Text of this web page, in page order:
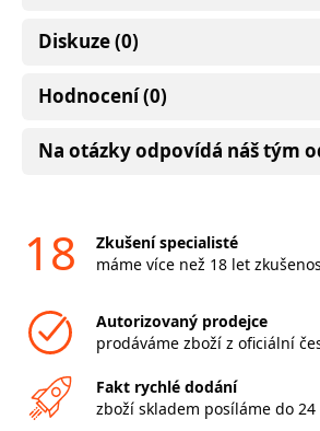
Diskuze (0)
Hodnocení (0)
Na otázky odpovídá náš tým
18
Zkušení specialisté
máme více než 18 let
Autorizovaný prodejce
prodáváme zboží z oficiální
Fakt rychlé dodání
zboží skladem posíláme do